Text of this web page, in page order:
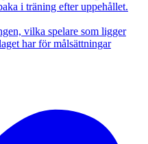
i träning efter uppehållet.
vilka spelare som ligger
har för målsättningar